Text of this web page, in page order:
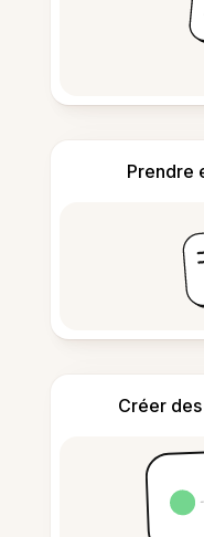
Prendre
Créer